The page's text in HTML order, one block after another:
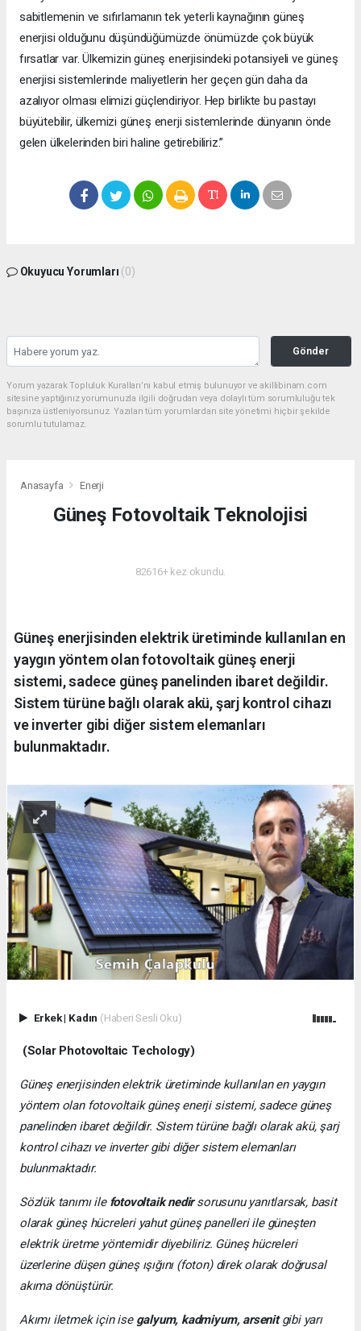
sabitlemenin ve sıfırlamanın tek yeterli kaynağının güneş
enerjisi olduğunu düşündüğümüzde önümüzde çok büyük
fırsatlar var. Ülkemizin güneş enerjisindeki potansiyeli ve güneş
enerjisi sistemlerinde maliyetlerin her geçen gün daha da
azalıyor olması elimizi güçlendiriyor. Hep birlikte bu pastayı
büyütebilir, ülkemizi güneş enerji sistemlerinde dünyanın önde
gelen ülkelerinden biri haline getirebiliriz.”
Okuyucu Yorumları (0)
Gönder
Yorum yazarak Topluluk Kuralları’nı kabul etmiş bulunuyor ve akillibinam.com
sitesine yaptığınız yorumunuzla ilgili doğrudan veya dolaylı tüm sorumluluğu tek
başınıza üstleniyorsunuz. Yazılan tüm yorumlardan site yönetimi hiçbir şekilde
sorumlu tutulamaz.
Anasayfa Enerji
Güneş Fotovoltaik Teknolojisi
82616+ kez okundu.
Güneş enerjisinden elektrik üretiminde kullanılan en
yaygın yöntem olan fotovoltaik güneş enerji
sistemi, sadece güneş panelinden ibaret değildir.
Sistem türüne bağlı olarak akü, şarj kontrol cihazı
ve inverter gibi diğer sistem elemanları
bulunmaktadır.
Erkek| Kadın (Haberi Sesli Oku)
(Solar Photovoltaic Techology)
Güneş enerjisinden elektrik üretiminde kullanılan en yaygın
yöntem olan fotovoltaik güneş enerji sistemi, sadece güneş
panelinden ibaret değildir. Sistem türüne bağlı olarak akü, şarj
kontrol cihazı ve inverter gibi diğer sistem elemanları
bulunmaktadır.
Sözlük tanımı ile fotovoltaik nedirsorusunu yanıtlarsak, basit
olarak güneş hücreleri yahut güneş panelleri ile güneşten
elektrik üretme yöntemidir diyebiliriz. Güneş hücreleri
üzerlerine düşen güneş ışığını (foton) direk olarak doğrusal
akıma dönüştürür.
Akımı iletmek için ise galyum, kadmiyum, arsenitgibi yarı